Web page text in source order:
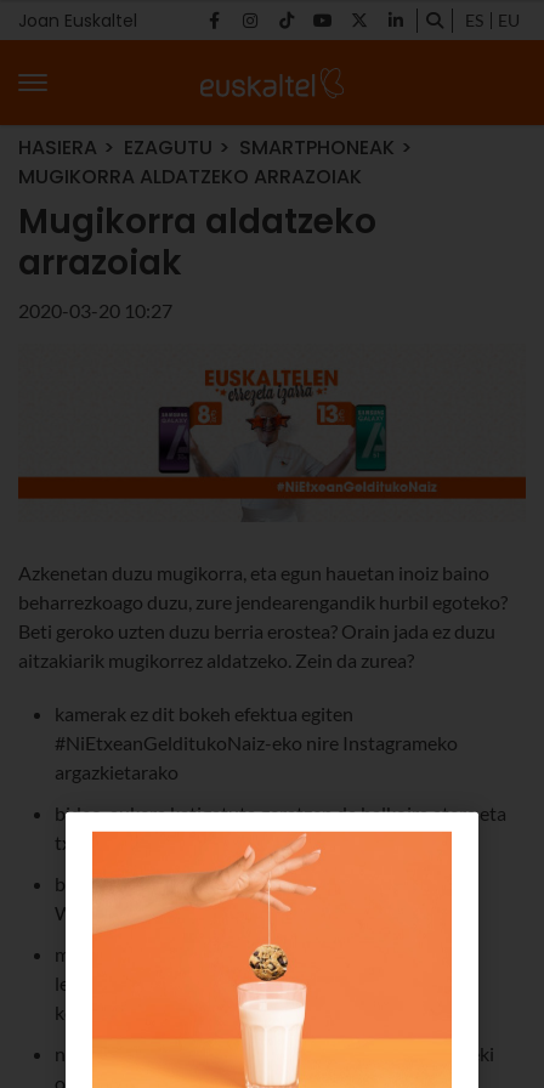
Joan Euskaltel ES EU
HASIERA EZAGUTU
SMARTPHONEAK
MUGIKORRA ALDATZEKO ARRAZOIAK
Mugikorra aldatzeko
arrazoiak
2020-03-20 10:27
Azkenetan duzu mugikorra, eta egun hauetan inoiz baino
beharrezkoago duzu, zure jendearengandik hurbil egoteko?
Beti geroko uzten duzu berria erostea? Orain jada ez duzu
aitzakiarik mugikorrez aldatzeko. Zein da zurea?
kamerak ez dit bokeh efektua egiten
#NiEtxeanGelditukoNaiz-eko nire Instagrameko
argazkietarako
bideo-aukera katigatuta geratzen da balkoira atera eta
txaloak grabatu nahi ditudanean
bateria amaitu egiten da, justu familiarekin
Whatsappezko talde-dei batean nagoenean
memoria hain dago beteta, ezin ditut deskargatu
lehengusuen taldera iristen diren bideo biralak,
komuneko paperari buruzkoak...
nabigatzailea hain da geldoa non albiste-orri bat ireki
orduko kafea hozten baitzait